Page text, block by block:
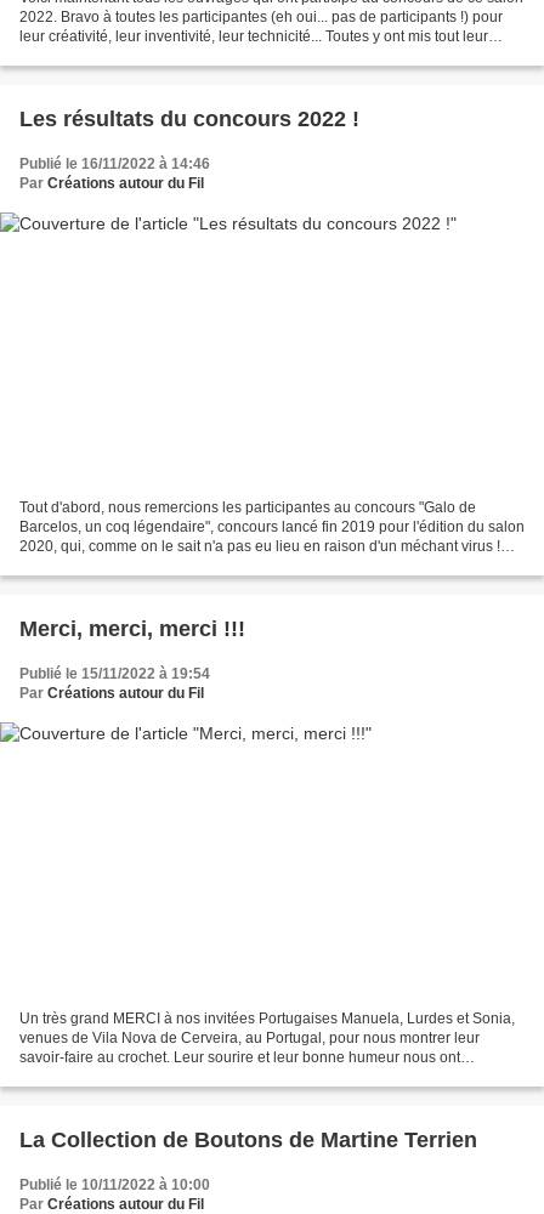
2022. Bravo à toutes les participantes (eh oui... pas de participants !) pour
leur créativité, leur inventivité, leur technicité... Toutes y ont mis tout leur
Les résultats du concours 2022 !
Publié le 16/11/2022 à 14:46
Par Créations autour du Fil
Tout d'abord, nous remercions les participantes au concours "Galo de
Barcelos, un coq légendaire", concours lancé fin 2019 pour l'édition du salon
2020, qui, comme on le sait n'a pas eu lieu en raison d'un méchant virus !
Merci, merci, merci !!!
Publié le 15/11/2022 à 19:54
Par Créations autour du Fil
Un très grand MERCI à nos invitées Portugaises Manuela, Lurdes et Sonia,
venues de Vila Nova de Cerveira, au Portugal, pour nous montrer leur
savoir-faire au crochet. Leur sourire et leur bonne humeur nous ont
La Collection de Boutons de Martine Terrien
Publié le 10/11/2022 à 10:00
Par Créations autour du Fil